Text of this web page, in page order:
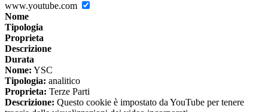
www.youtube.com
Nome
Tipologia
Proprieta
Descrizione
Durata
Nome: YSC
Tipologia: analitico
Proprieta: Terze Parti
Descrizione: Questo cookie è impostato da YouTube per tenere